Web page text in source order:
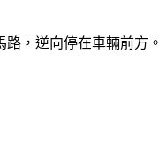
，逆向停在車輛前方。